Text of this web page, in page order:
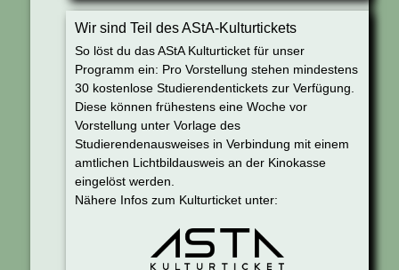
Wir sind Teil des AStA-Kulturtickets
So löst du das AStA Kulturticket für unser
Programm ein: Pro Vorstellung stehen mindestens
30 kostenlose Studierendentickets zur Verfügung.
Diese können frühestens eine Woche vor
Vorstellung unter Vorlage des
Studierendenausweises in Verbindung mit einem
amtlichen Lichtbildausweis an der Kinokasse
eingelöst werden.
Nähere Infos zum Kulturticket unter: